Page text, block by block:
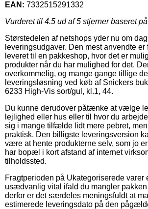
EAN: 7332515291332
Vurderet til 4.5 ud af 5 stjerner baseret på
Størstedelen af netshops yder nu om
leveringsudgaver. Den mest anvendte
leveret til en pakkeshop, hvor det er
produkter når du har mulighed for det.
overkommelig, og mange gange tillige
leveringsløsning ved køb af Snickers
6233 High-Vis sort/gul, kl.1, 44.
Du kunne derudover påtænke at vælge
lejlighed eller hus eller til hvor du
sig i mange tilfælde lidt mere pebret,
praktisk. Den billigste leveringsversion
være at hente produkterne selv, som jo
har bopæl i kort afstand af internet
tilholdssted.
Fragtperioden på Ukategoriserede varer
usædvanlig vital ifald du mangler pakken
derfor er det særdeles meningsfuldt at
estimerede leveringsdato på den